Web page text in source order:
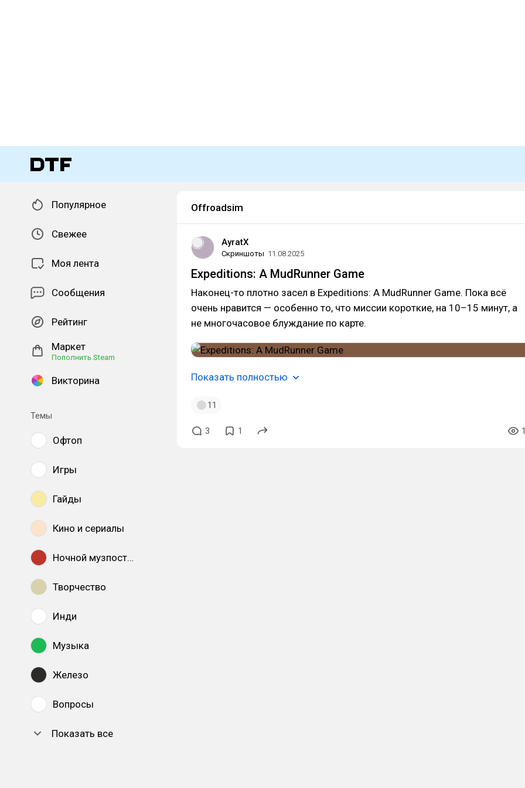
Популярное
Свежее
Моя лента
Сообщения
Рейтинг
Маркет
Пополнить Steam
Викторина
Темы
Офтоп
Игры
Гайды
Кино и сериалы
Ночной музпостинг
Творчество
Инди
Музыка
Железо
Вопросы
Показать все
Offroadsim
AyratX
Скриншоты 11.08.2025
Expeditions: A MudRunner Game
Наконец-то плотно засел в Expeditions: A MudRunner Game. Пока всё
очень нравится — особенно то, что миссии короткие, на 10–15 минут, а
не многочасовое блуждание по карте.
Показать полностью
11
3 1